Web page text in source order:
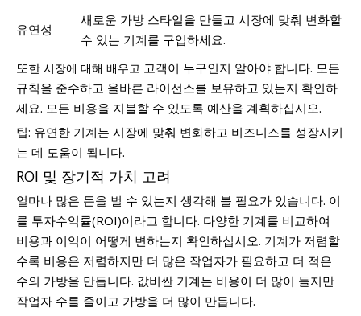
유연성
새로운 가방 스타일을 만들고 시장에 맞춰 변화할
수 있는 기계를 구입하세요.
또한 시장에 대해 배우고 고객이 누구인지 알아야 합니다. 모든
규칙을 준수하고 올바른 라이선스를 보유하고 있는지 확인하
세요. 모든 비용을 지불할 수 있도록 예산을 계획하십시오.
팁: 유연한 기계는 시장에 맞춰 변화하고 비즈니스를 성장시키
는 데 도움이 됩니다.
ROI 및 장기적 가치 고려
얼마나 많은 돈을 벌 수 있는지 생각해 볼 필요가 있습니다. 이
를 투자수익률(ROI)이라고 합니다. 다양한 기계를 비교하여
비용과 이익이 어떻게 변하는지 확인하십시오. 기계가 저렴할
수록 비용은 저렴하지만 더 많은 작업자가 필요하고 더 적은
수의 가방을 만듭니다. 값비싼 기계는 비용이 더 많이 들지만
작업자 수를 줄이고 가방을 더 많이 만듭니다.